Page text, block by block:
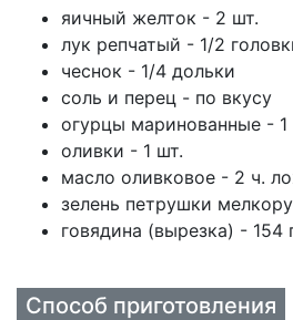
яичный желток - 2 шт.
лук репчатый - 1/2
чеснок - 1/4 дольки
соль и перец - по вкусу
огурцы маринованные - 1
оливки - 1 шт.
масло оливковое - 2 ч.
зелень петрушки
говядина (вырезка) - 154
Способ приготовления